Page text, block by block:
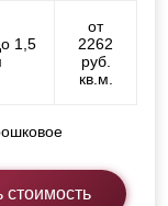
1,5
от
2262
руб.
кв.м.
стоимость